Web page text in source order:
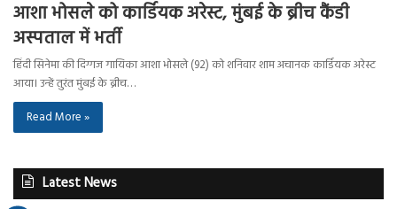
आशा भोसले को कार्डियक अरेस्ट, मुंबई के ब्रीच कैंडी
अस्पताल में भर्ती
हिंदी सिनेमा की दिग्गज गायिका आशा भोसले (92) को शनिवार शाम अचानक कार्डियक अरेस्ट
आया। उन्हें तुरंत मुंबई के ब्रीच…
Read More »
Latest News